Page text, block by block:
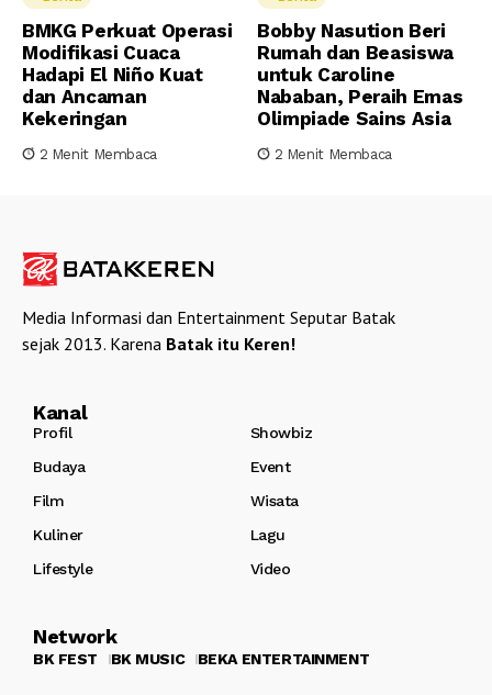
BMKG Perkuat Operasi
Modifikasi Cuaca
Hadapi El Niño Kuat
dan Ancaman
Kekeringan
2 Menit Membaca
Bobby Nasution Beri
Rumah dan Beasiswa
untuk Caroline
Nababan, Peraih Emas
Olimpiade Sains Asia
2 Menit Membaca
Media Informasi dan Entertainment Seputar Batak
sejak 2013. Karena Batak itu Keren!
Kanal
Profil
Showbiz
Budaya
Event
Film
Wisata
Kuliner
Lagu
Lifestyle
Video
Network
BK FEST BK MUSIC BEKA ENTERTAINMENT